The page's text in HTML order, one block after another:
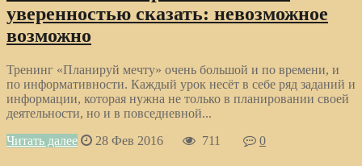
уверенностью сказать: невозможное
возможно
Тренинг «Планируй мечту» очень большой и по времени, и
по информативности. Каждый урок несёт в себе ряд заданий и
информации, которая нужна не только в планировании своей
деятельности, но и в повседневной...
Читать далее
28 Фев 2016 711 0